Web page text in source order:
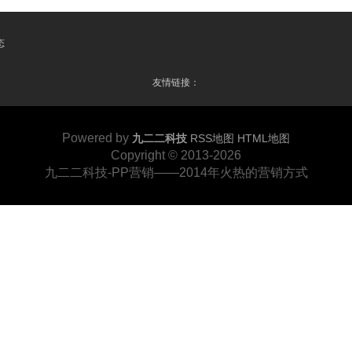
友情链接：
Powered by 九二二科技 RSS地图 HTML地图
Copyright © 2013-2026
九二二科技-PP营销——2014年火热的营销方式